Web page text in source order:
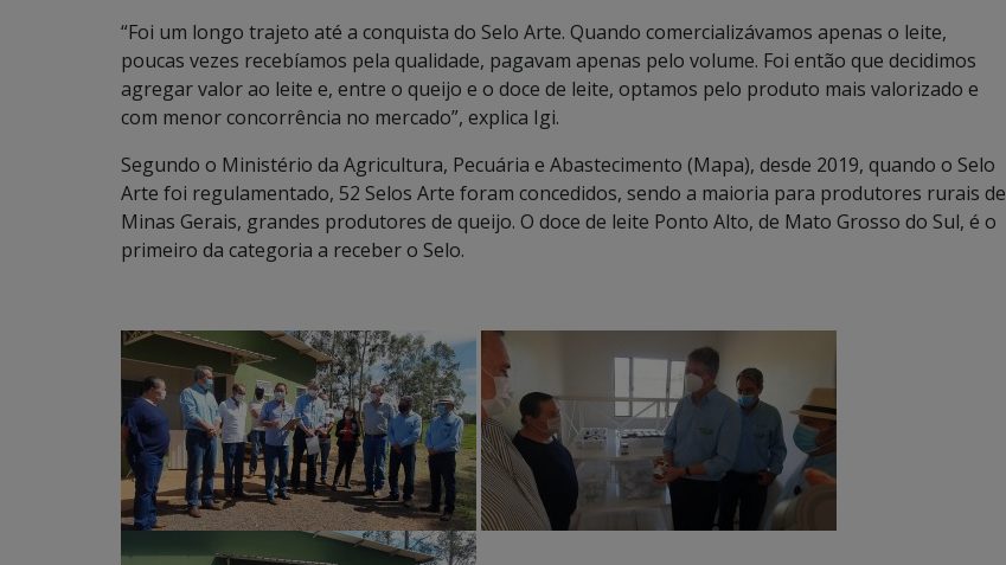
“Foi um longo trajeto até a conquista do Selo Arte. Quando comercializávamos apenas o leite,
poucas vezes recebíamos pela qualidade, pagavam apenas pelo volume. Foi então que decidimos
agregar valor ao leite e, entre o queijo e o doce de leite, optamos pelo produto mais valorizado e
com menor concorrência no mercado”, explica Igi.
Segundo o Ministério da Agricultura, Pecuária e Abastecimento (Mapa), desde 2019, quando o Selo
Arte foi regulamentado, 52 Selos Arte foram concedidos, sendo a maioria para produtores rurais de
Minas Gerais, grandes produtores de queijo. O doce de leite Ponto Alto, de Mato Grosso do Sul, é o
primeiro da categoria a receber o Selo.